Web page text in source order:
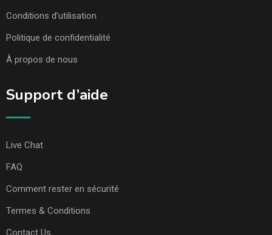
Conditions d’utilisation
Politique de confidentialité
À propos de nous
Support d’aide
Live Chat
FAQ
Comment rester en sécurité
Termes & Conditions
Contact Us